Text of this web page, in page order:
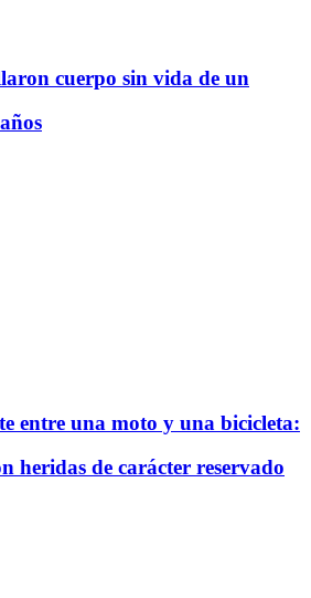
cuerpo sin vida de un
entre una moto y una bicicleta:
heridas de carácter reservado